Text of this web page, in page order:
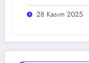
28 Kasım 2025